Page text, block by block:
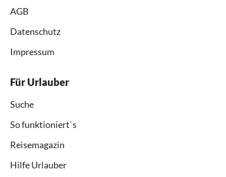
AGB
Datenschutz
Impressum
Für Urlauber
Suche
So funktioniert`s
Reisemagazin
Hilfe Urlauber